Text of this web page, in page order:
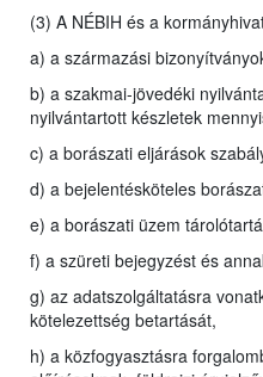
(3) A NÉBIH és a
a) a származási
b) a szakmai-jövedéki
nyilvántartott készletek
c) a borászati eljárások
d) a bejelentésköteles
e) a borászati üzem
f) a szüreti bejegyzést és
g) az adatszolgáltatásra
kötelezettség betartását,
h) a közfogyasztásra